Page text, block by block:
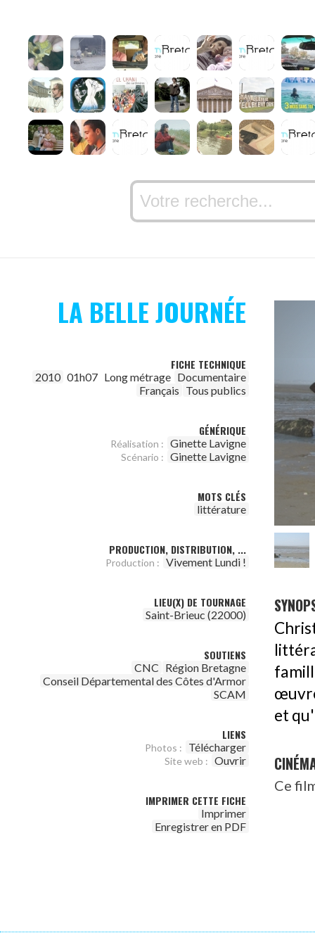
LA BELLE JOURNÉE
FICHE TECHNIQUE
2010 01h07 Long métrage Documentaire
Français Tous publics
GÉNÉRIQUE
Réalisation : Ginette Lavigne
Scénario : Ginette Lavigne
MOTS CLÉS
littérature
PRODUCTION, DISTRIBUTION, ...
Production : Vivement Lundi !
LIEU(X) DE TOURNAGE
Saint-Brieuc (22000)
SOUTIENS
CNC Région Bretagne
Conseil Départemental des Côtes d'Armor
SCAM
LIENS
Photos : Télécharger
Site web : Ouvrir
IMPRIMER CETTE FICHE
Imprimer
Enregistrer en PDF
et
Ce